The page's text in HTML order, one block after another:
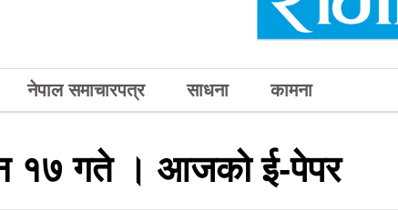
नेपाल समाचारपत्र साधना कामना
१७ गते । आजको ई-पेपर